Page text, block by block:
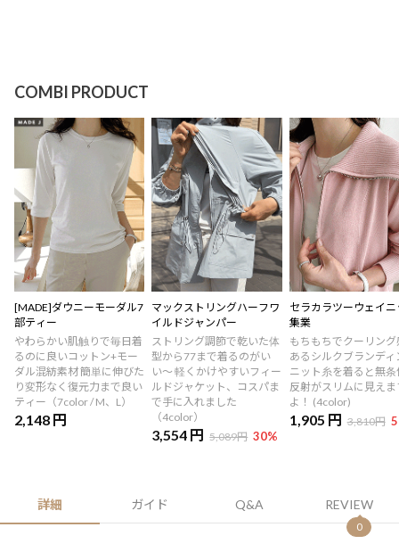
COMBI PRODUCT
[MADE]ダウニーモーダル7
部ティー
やわらかい肌触りで毎日着
るのに良いコットン+モー
ダル混紡素材 簡単に伸びた
り変形なく復元力まで良い
ティー（7color / M、L）
2,148 円
マックストリングハーフワ
イルドジャンパー
ストリング調節で乾いた体
型から77まで着るのがい
い〜 軽くかけやすいフィー
ルドジャケット、コスパま
で手に入れました
（4color）
3,554 円 5,089円 30%
セラカラツーウェイニ
集業
もちもちでクーリング
あるシルクブランディ
ニット糸を着ると無条
反射がスリムに見えま
よ！ (4color)
1,905 円 3,810円
詳細 ガイド Q&A REVIEW
0